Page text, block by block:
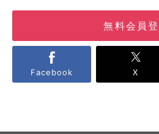
無料会員
Facebook X